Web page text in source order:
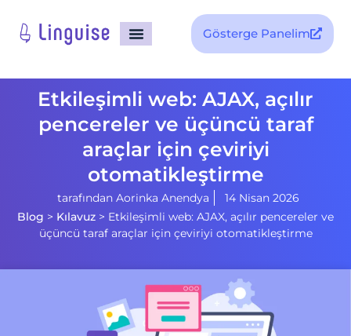
Gösterge Panelim
Etkileşimli web: AJAX, açılır
pencereler ve üçüncü taraf
araçlar için çeviriyi
otomatikleştirme
tarafından Aorinka Anendya
14 Nisan 2026
Blog > Kılavuz > Etkileşimli web: AJAX, açılır pencereler ve
üçüncü taraf araçlar için çeviriyi otomatikleştirme